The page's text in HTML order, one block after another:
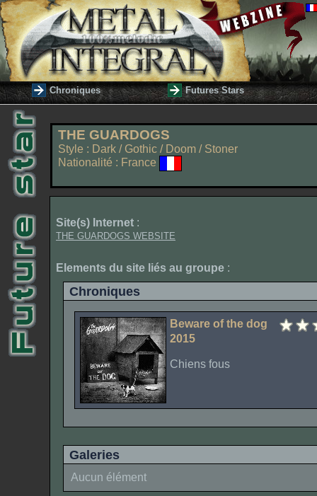
Chroniques Futures Stars
THE GUARDOGS
Style : Dark / Gothic / Doom / Stoner
Nationalité : France
Site(s) Internet :
THE GUARDOGS WEBSITE
Elements du site liés au groupe :
Chroniques
Beware of the dog
2015
Chiens fous
Galeries
Aucun élément